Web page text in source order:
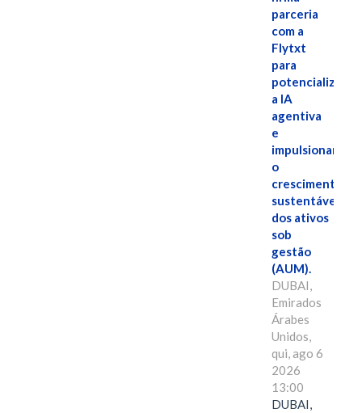
parceria
com a
Flytxt
para
potencializar
a IA
agentiva
e
impulsionar
o
crescimento
sustentável
dos ativos
sob
gestão
(AUM).
DUBAI,
Emirados
Árabes
Unidos,
qui, ago 6
2026
13:00
DUBAI,